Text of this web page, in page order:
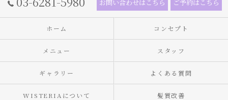
お問い合わせはこちら ご予約はこちら
ホーム コンセプト
メニュー スタッフ
ギャラリー よくある質問
WISTERIAについて 髪質改善